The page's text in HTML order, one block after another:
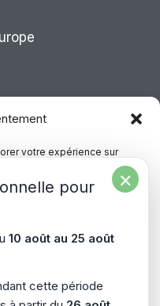
votre expérience sur
des contenus personnalisés.
vos préférences à tout
l’Europe via
×
pour
10 août au 25 août
cette période